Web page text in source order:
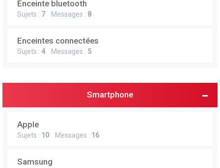
Enceinte bluetooth
Sujets : 7Messages : 8
Enceintes connectées
Sujets : 4Messages : 5
Smartphone
Apple
Sujets : 10 Messages : 16
Samsung